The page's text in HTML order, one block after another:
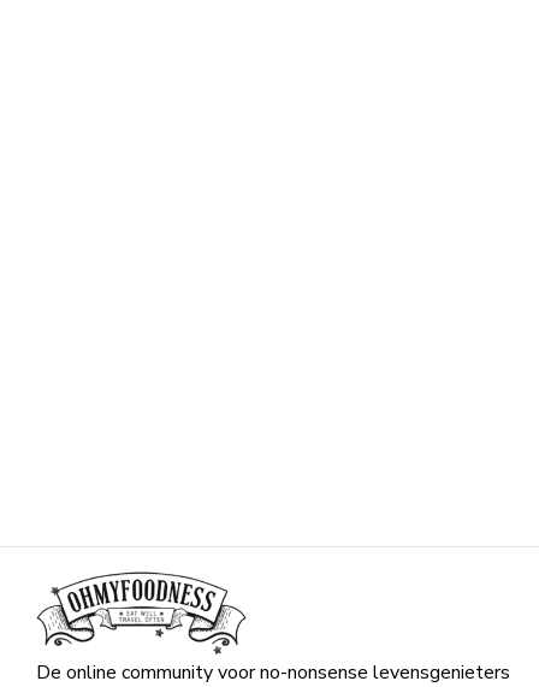
De online community voor no-nonsense levensgenieters